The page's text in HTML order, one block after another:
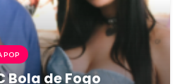
POP
Bola de Fogo